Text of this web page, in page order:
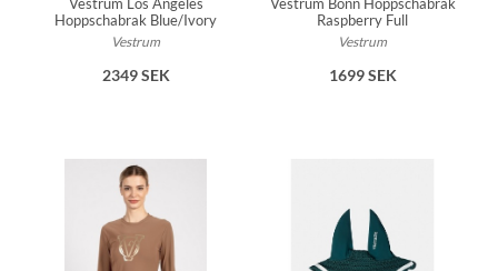
TORKA INTE I TORKTUMTUMLAREN.
Hoppschabrak Blue/Ivory
Vestrum
2349 SEK
Raspberry Full
Vestrum
1699 SEK